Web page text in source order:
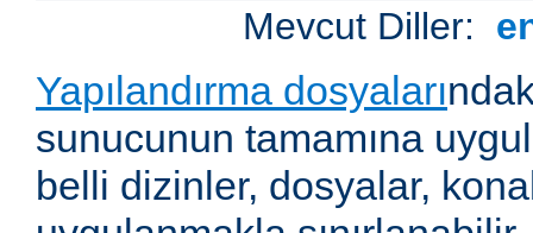
Mevcut Diller:
Yapılandırma dosyaları
sunucunun tamamına
belli dizinler, dosyalar,